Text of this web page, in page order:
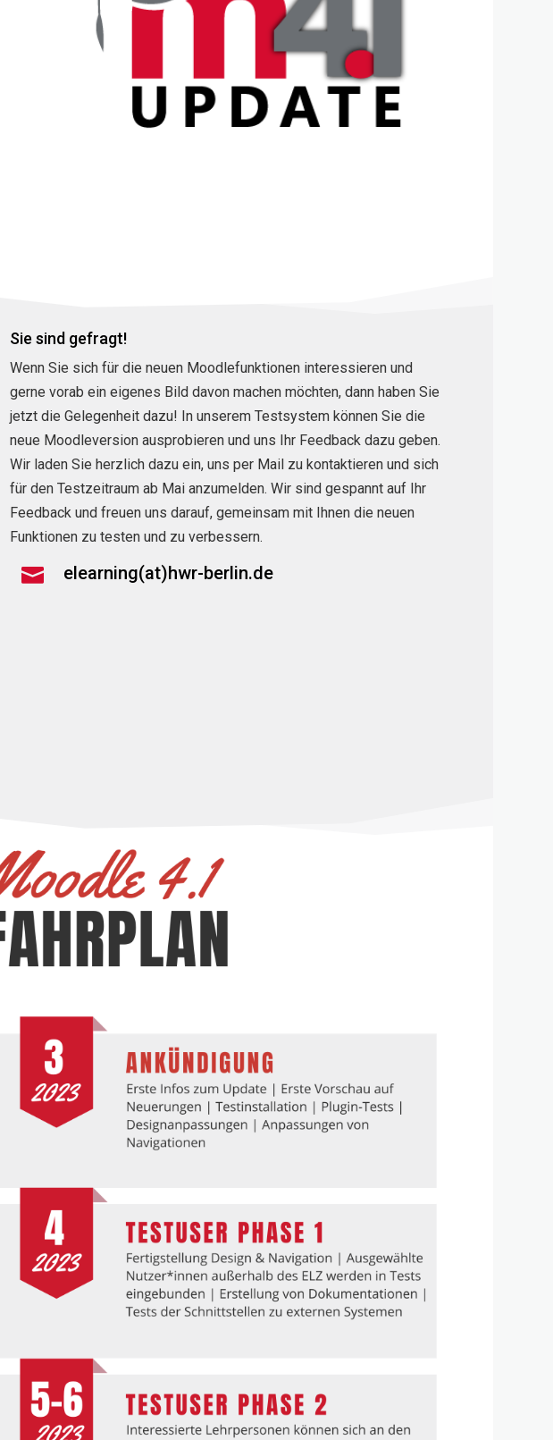
Sie sind gefragt!
Wenn Sie sich für die neuen Moodlefunktionen interessieren und
gerne vorab ein eigenes Bild davon machen möchten, dann haben Sie
jetzt die Gelegenheit dazu! In unserem Testsystem können Sie die
neue Moodleversion ausprobieren und uns Ihr Feedback dazu geben.
Wir laden Sie herzlich dazu ein, uns per Mail zu kontaktieren und sich
für den Testzeitraum ab Mai anzumelden. Wir sind gespannt auf Ihr
Feedback und freuen uns darauf, gemeinsam mit Ihnen die neuen
Funktionen zu testen und zu verbessern.
 elearning(at)hwr-berlin.de